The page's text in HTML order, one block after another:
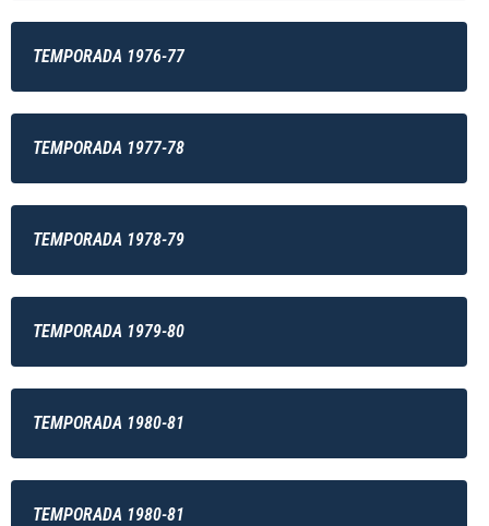
TEMPORADA 1976-77
TEMPORADA 1977-78
TEMPORADA 1978-79
TEMPORADA 1979-80
TEMPORADA 1980-81
TEMPORADA 1980-81